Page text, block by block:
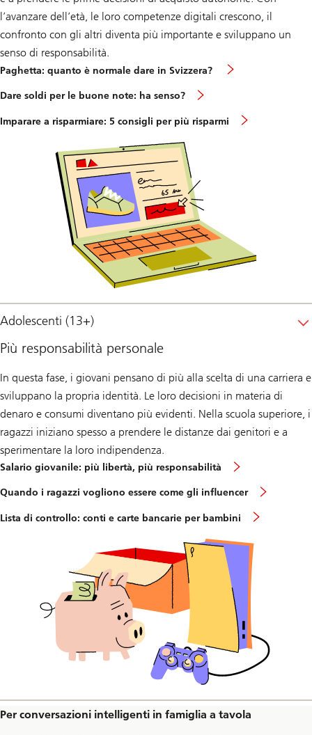
l’avanzare dell’età, le loro competenze digitali crescono, il
confronto con gli altri diventa più importante e sviluppano un
senso di responsabilità.
Paghetta: quanto è normale dare in Svizzera?
Dare soldi per le buone note: ha senso?
Imparare a risparmiare: 5 consigli per più risparmi
Adolescenti (13+)
Più responsabilità personale
In questa fase, i giovani pensano di più alla scelta di una carriera e
sviluppano la propria identità. Le loro decisioni in materia di
denaro e consumi diventano più evidenti. Nella scuola superiore, i
ragazzi iniziano spesso a prendere le distanze dai genitori e a
sperimentare la loro indipendenza.
Salario giovanile: più libertà, più responsabilità
Quando i ragazzi vogliono essere come gli influencer
Lista di controllo: conti e carte bancarie per bambini
Per conversazioni intelligenti in famiglia a tavola